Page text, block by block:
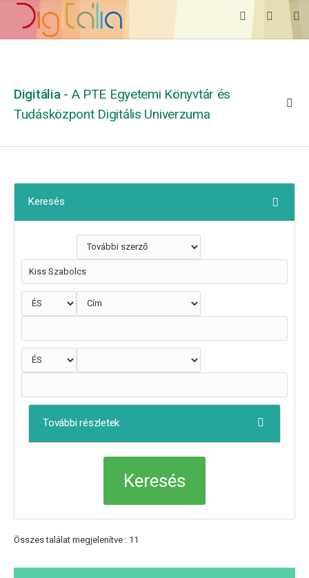
Digitália - A PTE Egyetemi Könyvtár és
Tudásközpont Digitális Univerzuma
Keresés
További részletek
Összes találat megjelenítve : 11